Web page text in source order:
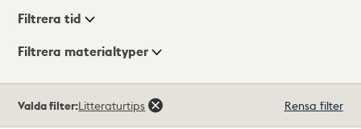
Visningsläge
Filtrera tid
Filtrera materialtyper
261träffar
Valda filter:Litteraturtips Rensa filter